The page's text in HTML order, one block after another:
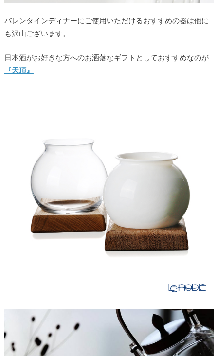
バレンタインディナーにご使用いただけるおすすめの器は他に
も沢山ございます。
日本酒がお好きな方へのお洒落なギフトとしておすすめなのが
『天頂』